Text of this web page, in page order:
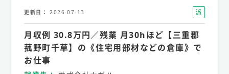
更新日 2026-07-13
派
遣
社
員
月収例 30.8万円／残業 月30hほど【三重郡
菰野町千草】の《住宅用部材などの倉庫》で
お仕事